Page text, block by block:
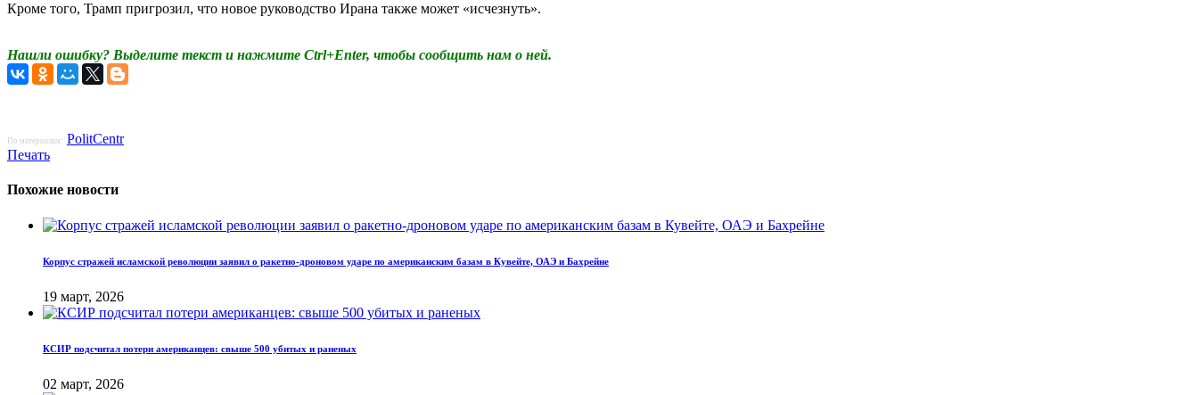
Кроме того, Трамп пригрозил, что новое руководство Ирана также может «исчезнуть».
Нашли ошибку? Выделите текст и нажмите Ctrl+Enter, чтобы сообщить нам о ней.
По материалам: PolitCentr
Печать
Похожие новости
Корпус стражей исламской революции заявил о ракетно-дроновом ударе по американским базам в Кувейте, ОАЭ и Бахрейне
19 март, 2026
КСИР подсчитал потери американцев: свыше 500 убитых и раненых
02 март, 2026